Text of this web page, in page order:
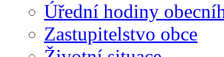
Úřední hodiny
Zastupitelstvo obce